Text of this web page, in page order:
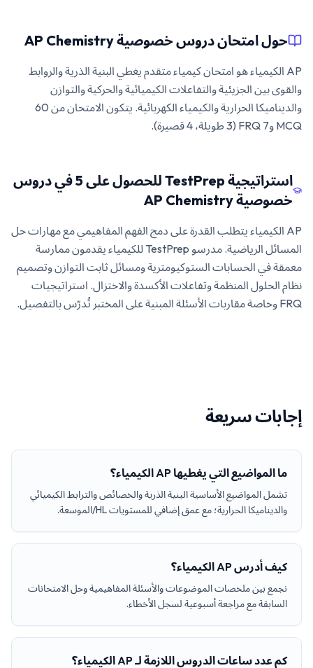
حول امتحان دروس خصوصية AP Chemistry
AP الكيمياء هو امتحان كيمياء متقدم يغطي البنية الذرية والروابط
والقوى بين الجزيئية والتفاعلات الكيميائية والحركية والتوازن
والديناميكا الحرارية والكيمياء الكهربائية. يتكون الامتحان من 60
MCQ و7 FRQ (3 طويلة، 4 قصيرة).
استراتيجية TestPrep للحصول على 5 في دروس
خصوصية AP Chemistry
AP الكيمياء يتطلب القدرة على دمج الفهم المفاهيمي مع مهارات حل
المسائل الرياضية. مدرسو TestPrep للكيمياء يقدمون ممارسة
معمقة في الحسابات الستوكيومترية ومسائل ثابت التوازن وتصميم
نظام الحلول المنظمة وتفاعلات الأكسدة والاختزال. استراتيجيات
FRQ وخاصة مقاربات الأسئلة المبنية على المختبر تُدرّس بالتفصيل.
إجابات سريعة
ما المواضيع التي يغطيها AP الكيمياء؟
تشمل المواضيع الأساسية البنية الذرية والخصائص والترابط الكيميائي
والديناميكا الحرارية؛ مع عمق إضافي للمستويات HL/الموسعة.
كيف أدرس AP الكيمياء؟
نجمع بين ملخصات الموضوعات والأسئلة المفاهيمية وحل الامتحانات
السابقة مع مراجعة أسبوعية لسجل الأخطاء.
كم عدد ساعات الدروس اللازمة لـ AP الكيمياء؟